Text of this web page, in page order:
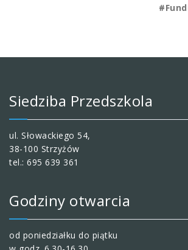
Siedziba Przedszkola
ul. Słowackiego 54,
38-100 Strzyżów
tel.: 695 639 361
Godziny otwarcia
od poniedziałku do piątku